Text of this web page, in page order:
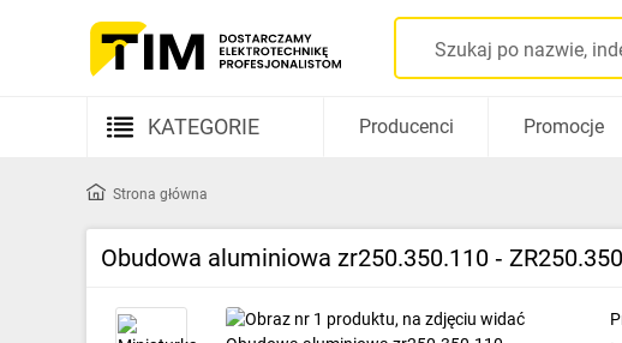
KATEGORIE
Kable i przewody
Elementy prowadzenia kabli
Producenci Promocje
Strona główna
Obudowa aluminiowa zr250.350.110 ‑